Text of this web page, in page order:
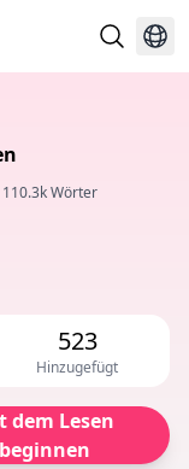
110.3k Wörter
523
Hinzugefügt
dem Lesen
beginnen